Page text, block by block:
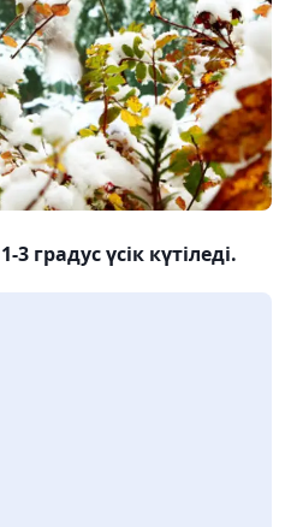
градус үсік күтіледі.